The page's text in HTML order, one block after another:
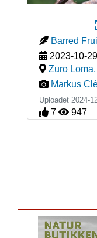
Barred
2023-10-29
Zuro Loma,
Markus
Uploadet 2024-
7 947